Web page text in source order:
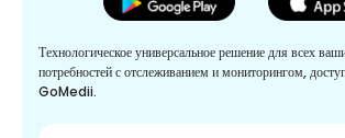
Технологическое универсальное решение для всех
потребностей с отслеживанием и мониторингом,
GoMedii.